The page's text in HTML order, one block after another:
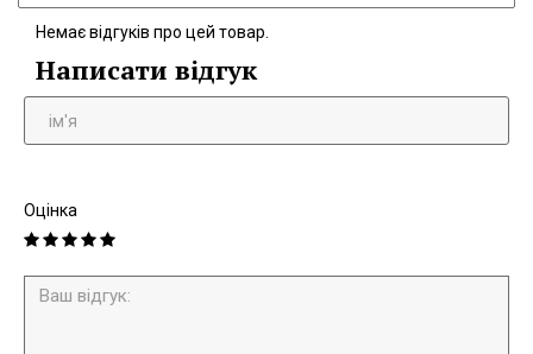
Немає відгуків про цей товар.
Написати відгук
Оцінка